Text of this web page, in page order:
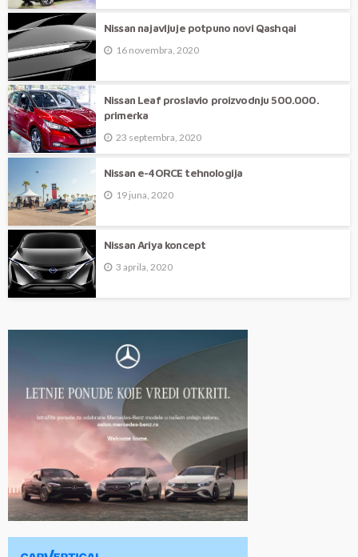
Nissan najavljuje potpuno novi Qashqai
16 novembra, 2020
Nissan Leaf proslavio proizvodnju 500.000.
primerka
23 septembra, 2020
Nissan e-4ORCE tehnologija
19 juna, 2020
Nissan Ariya koncept
3 aprila, 2020